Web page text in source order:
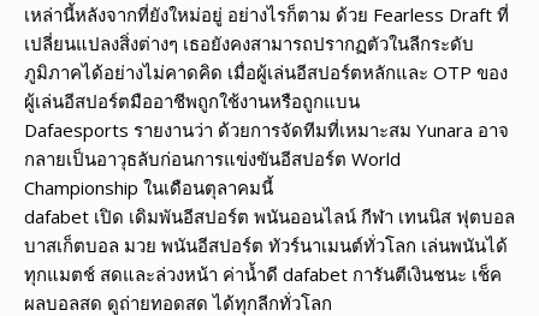
เหล่านี้หลังจากที่ยังใหม่อยู่ อย่างไรก็ตาม ด้วย Fearless Draft ที่
เปลี่ยนแปลงสิ่งต่างๆ เธอยังคงสามารถปรากฏตัวในลีกระดับ
ภูมิภาคได้อย่างไม่คาดคิด เมื่อผู้เล่นอีสปอร์ตหลักและ OTP ของ
ผู้เล่นอีสปอร์ตมืออาชีพถูกใช้งานหรือถูกแบน
Dafaesports รายงานว่า ด้วยการจัดทีมที่เหมาะสม Yunara อาจ
กลายเป็นอาวุธลับก่อนการแข่งขันอีสปอร์ต World
Championship ในเดือนตุลาคมนี้
dafabet เปิด เดิมพันอีสปอร์ต พนันออนไลน์ กีฬา เทนนิส ฟุตบอล
บาสเก็ตบอล มวย พนันอีสปอร์ต ทัวร์นาเมนต์ทั่วโลก เล่นพนันได้
ทุกแมตช์ สดและล่วงหน้า ค่าน้ำดี dafabet การันตีเงินชนะ เช็ค
ผลบอลสด ดูถ่ายทอดสด ได้ทุกลีกทั่วโลก